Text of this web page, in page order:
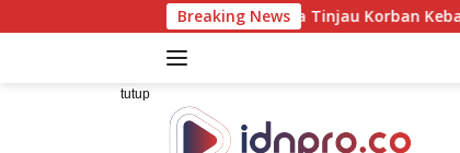
ke
Breaking News
Jasa Raharja Tinjau Korban Kebakaran KM Mutiara
tutup